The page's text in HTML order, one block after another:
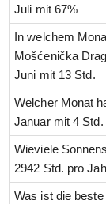
Juli mit 67%
In welchem
Mošćenička
Juni mit 13 Std.
Welcher Monat
Januar mit 4 Std.
Wieviele
2942 Std. pro
Was ist die